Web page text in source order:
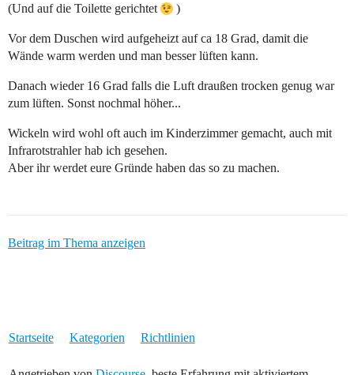
(Und auf die Toilette gerichtet
)
Vor dem Duschen wird aufgeheizt auf ca 18 Grad, damit die
Wände warm werden und man besser lüften kann.
Danach wieder 16 Grad falls die Luft draußen trocken genug war
zum lüften. Sonst nochmal höher...
Wickeln wird wohl oft auch im Kinderzimmer gemacht, auch mit
Infrarotstrahler hab ich gesehen.
Aber ihr werdet eure Gründe haben das so zu machen.
Beitrag im Thema anzeigen
Startseite Kategorien Richtlinien